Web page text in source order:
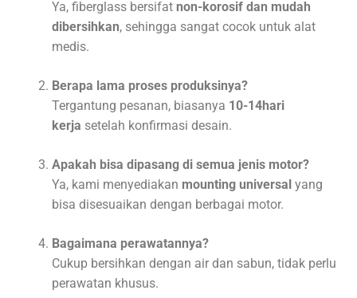
Ya, fiberglass bersifat non-korosif dan mudah
dibersihkan, sehingga sangat cocok untuk alat
medis.
Berapa lama proses produksinya?
Tergantung pesanan, biasanya 10-14hari
kerja setelah konfirmasi desain.
Apakah bisa dipasang di semua jenis motor?
Ya, kami menyediakan mounting universal yang
bisa disesuaikan dengan berbagai motor.
Bagaimana perawatannya?
Cukup bersihkan dengan air dan sabun, tidak perlu
perawatan khusus.